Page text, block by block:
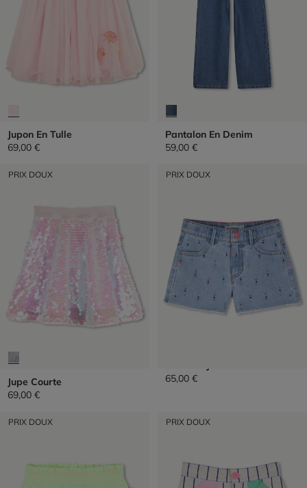
Jupon En Tulle
69,00 €
Pantalon En Denim
59,00 €
PRIX DOUX
Jupe Courte
69,00 €
PRIX DOUX
65,00 €
PRIX DOUX PRIX DOUX